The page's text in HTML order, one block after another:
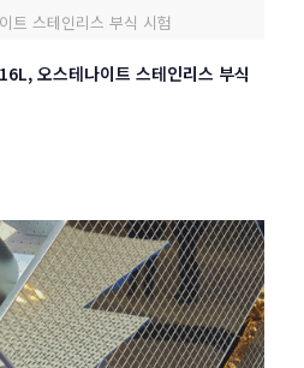
트 스테인리스 부식 시험
오스테나이트 스테인리스 부식